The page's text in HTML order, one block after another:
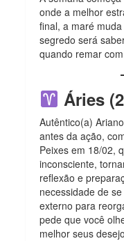
onde a melhor
final, a maré
segredo será
quando remar
Áries
Autêntico(a)
antes da ação,
Peixes em 18/02,
inconsciente,
reflexão e
necessidade de
externo para
pede que você
melhor seus